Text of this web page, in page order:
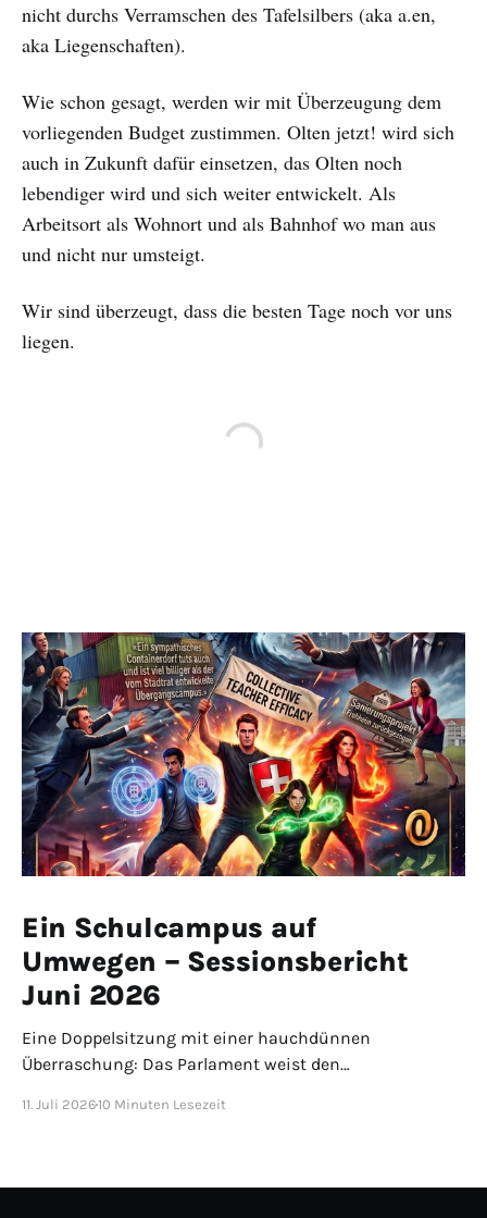
nicht durchs Verramschen des Tafelsilbers (aka a.en,
aka Liegenschaften).
Wie schon gesagt, werden wir mit Überzeugung dem
vorliegenden Budget zustimmen. Olten jetzt! wird sich
auch in Zukunft dafür einsetzen, das Olten noch
lebendiger wird und sich weiter entwickelt. Als
Arbeitsort als Wohnort und als Bahnhof wo man aus
und nicht nur umsteigt.
Wir sind überzeugt, dass die besten Tage noch vor uns
liegen.
Ein Schulcampus auf
Umwegen – Sessionsbericht
Juni 2026
Eine Doppelsitzung mit einer hauchdünnen
Überraschung: Das Parlament weist den
an den Stadtrat zurück. Die Jahresrechnung 2025
wirklich ist.
11. Juli 2026 10 Minuten Lesezeit